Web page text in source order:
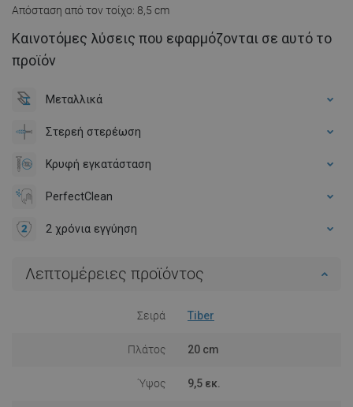
Απόσταση από τον τοίχο: 8,5 cm
Καινοτόμες λύσεις που εφαρμόζονται σε αυτό το
προϊόν
Μεταλλικά
Στερεή στερέωση
Κρυφή εγκατάσταση
PerfectClean
2 χρόνια εγγύηση
Λεπτομέρειες προϊόντος
Σειρά Tiber
Πλάτος 20 cm
Ύψος 9,5 εκ.